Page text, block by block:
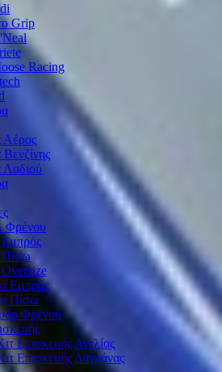
Grip
Racing
Αέρος
Λαδιού
Φρένου
Εμπρός
Πίσω
Oversize
Εμπρός
Πίσω
Φρένου
Επισκευής Αντλίας
Επισκευής Δαγκάνας